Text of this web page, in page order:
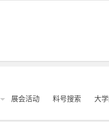
展会活动 料号搜索 大